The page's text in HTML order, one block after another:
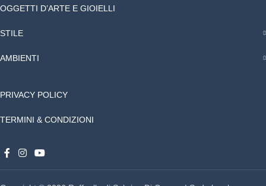
OGGETTI D’ARTE E GIOIELLI
STILE
AMBIENTI
PRIVACY POLICY
TERMINI & CONDIZIONI